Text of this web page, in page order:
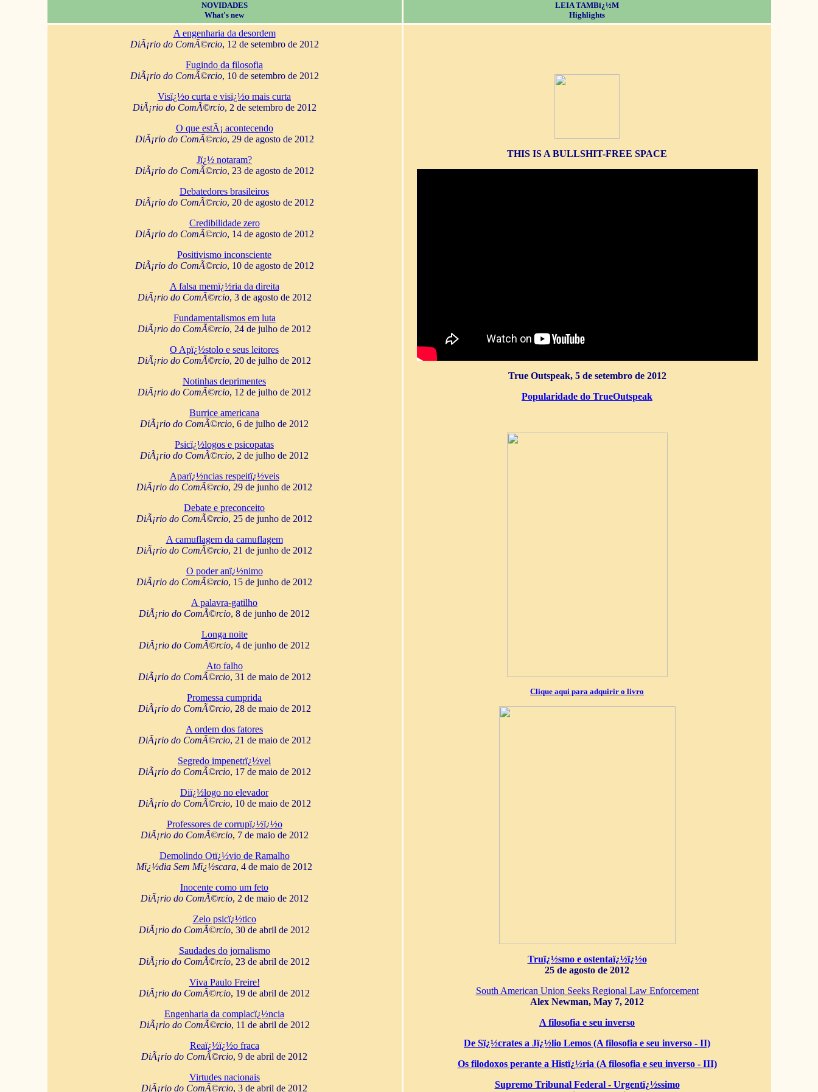
NOVIDADES
What's new
LEIA TAMBï¿½M
Highlights
A engenharia da desordem
DiÃ¡rio do ComÃ©rcio, 12 de setembro de 2012
Fugindo da filosofia
DiÃ¡rio do ComÃ©rcio, 10 de setembro de 2012
Visï¿½o curta e visï¿½o mais curta
DiÃ¡rio do ComÃ©rcio, 2 de setembro de 2012
O que estÃ¡ acontecendo
DiÃ¡rio do ComÃ©rcio, 29 de agosto de 2012
Jï¿½ notaram?
DiÃ¡rio do ComÃ©rcio, 23 de agosto de 2012
Debatedores brasileiros
DiÃ¡rio do ComÃ©rcio, 20 de agosto de 2012
Credibilidade zero
DiÃ¡rio do ComÃ©rcio, 14 de agosto de 2012
Positivismo inconsciente
DiÃ¡rio do ComÃ©rcio, 10 de agosto de 2012
A falsa memï¿½ria da direita
DiÃ¡rio do ComÃ©rcio, 3 de agosto de 2012
Fundamentalismos em luta
DiÃ¡rio do ComÃ©rcio, 24 de julho de 2012
O Apï¿½stolo e seus leitores
DiÃ¡rio do ComÃ©rcio, 20 de julho de 2012
Notinhas deprimentes
DiÃ¡rio do ComÃ©rcio, 12 de julho de 2012
Burrice americana
DiÃ¡rio do ComÃ©rcio, 6 de julho de 2012
Psicï¿½logos e psicopatas
DiÃ¡rio do ComÃ©rcio, 2 de julho de 2012
Aparï¿½ncias respeitï¿½veis
DiÃ¡rio do ComÃ©rcio, 29 de junho de 2012
Debate e preconceito
DiÃ¡rio do ComÃ©rcio, 25 de junho de 2012
A camuflagem da camuflagem
DiÃ¡rio do ComÃ©rcio, 21 de junho de 2012
O poder anï¿½nimo
DiÃ¡rio do ComÃ©rcio, 15 de junho de 2012
A palavra-gatilho
DiÃ¡rio do ComÃ©rcio, 8 de junho de 2012
Longa noite
DiÃ¡rio do ComÃ©rcio, 4 de junho de 2012
Ato falho
DiÃ¡rio do ComÃ©rcio, 31 de maio de 2012
Promessa cumprida
DiÃ¡rio do ComÃ©rcio, 28 de maio de 2012
A ordem dos fatores
DiÃ¡rio do ComÃ©rcio, 21 de maio de 2012
Segredo impenetrï¿½vel
DiÃ¡rio do ComÃ©rcio, 17 de maio de 2012
Diï¿½logo no elevador
DiÃ¡rio do ComÃ©rcio, 10 de maio de 2012
Professores de corrupï¿½ï¿½o
DiÃ¡rio do ComÃ©rcio, 7 de maio de 2012
Demolindo Otï¿½vio de Ramalho
Mï¿½dia Sem Mï¿½scara, 4 de maio de 2012
Inocente como um feto
DiÃ¡rio do ComÃ©rcio, 2 de maio de 2012
Zelo psicï¿½tico
DiÃ¡rio do ComÃ©rcio, 30 de abril de 2012
Saudades do jornalismo
DiÃ¡rio do ComÃ©rcio, 23 de abril de 2012
Viva Paulo Freire!
DiÃ¡rio do ComÃ©rcio, 19 de abril de 2012
Engenharia da complacï¿½ncia
DiÃ¡rio do ComÃ©rcio, 11 de abril de 2012
Reaï¿½ï¿½o fraca
DiÃ¡rio do ComÃ©rcio, 9 de abril de 2012
Virtudes nacionais
DiÃ¡rio do ComÃ©rcio, 3 de abril de 2012
THIS IS A BULLSHIT-FREE SPACE
True Outspeak, 5 de setembro de 2012
Popularidade do TrueOutspeak
Clique aqui para adquirir o livro
Truï¿½smo e ostentaï¿½ï¿½o
25 de agosto de 2012
South American Union Seeks Regional Law Enforcement
Alex Newman, May 7, 2012
A filosofia e seu inverso
De Sï¿½crates a Jï¿½lio Lemos (A filosofia e seu inverso - II)
Os filodoxos perante a Histï¿½ria (A filosofia e seu inverso - III)
Supremo Tribunal Federal - Urgentï¿½ssimo